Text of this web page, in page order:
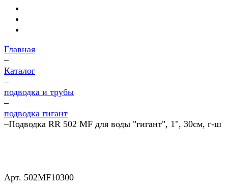
Главная
–
Каталог
–
подводка и трубы
–
подводка гигант
–Подводка RR 502 MF для воды "гигант", 1", 30см, г-ш
Арт. 502MF10300